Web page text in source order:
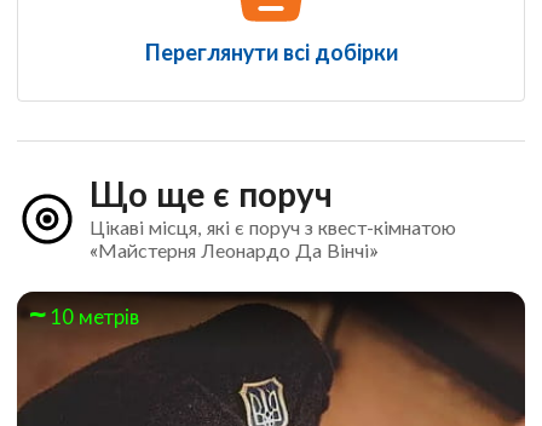
Переглянути всі добірки
Що ще є поруч
Цікаві місця, які є поруч з квест-кімнатою
«Майстерня Леонардо Да Вінчі»
10 метрів